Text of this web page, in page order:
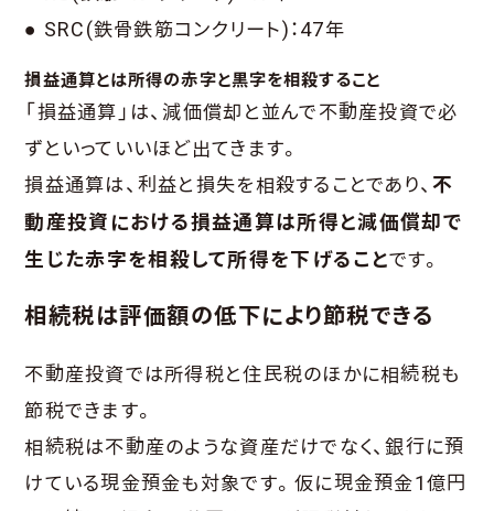
● SRC(鉄骨鉄筋コンクリート)：47年
損益通算とは所得の赤字と黒字を相殺すること
「損益通算」は、減価償却と並んで不動産投資で必
ずといっていいほど出てきます。
損益通算は、利益と損失を相殺することであり、不
動産投資における損益通算は所得と減価償却で
生じた赤字を相殺して所得を下げることです。
相続税は評価額の低下により節税できる
不動産投資では所得税と住民税のほかに相続税も
節税できます。
相続税は不動産のような資産だけでなく、銀行に預
けている現金預金も対象です。仮に現金預金1億円